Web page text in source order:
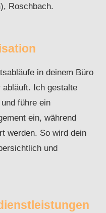
Roschbach.
in deinem Büro
Ich gestalte
führe ein
ein, während
werden. So wird dein
und